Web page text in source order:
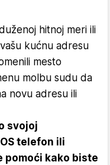
hitnoj meri ili
kućnu adresu
mesto
molbu sudu da
novu adresu ili
svojoj
telefon ili
pomoći kako biste